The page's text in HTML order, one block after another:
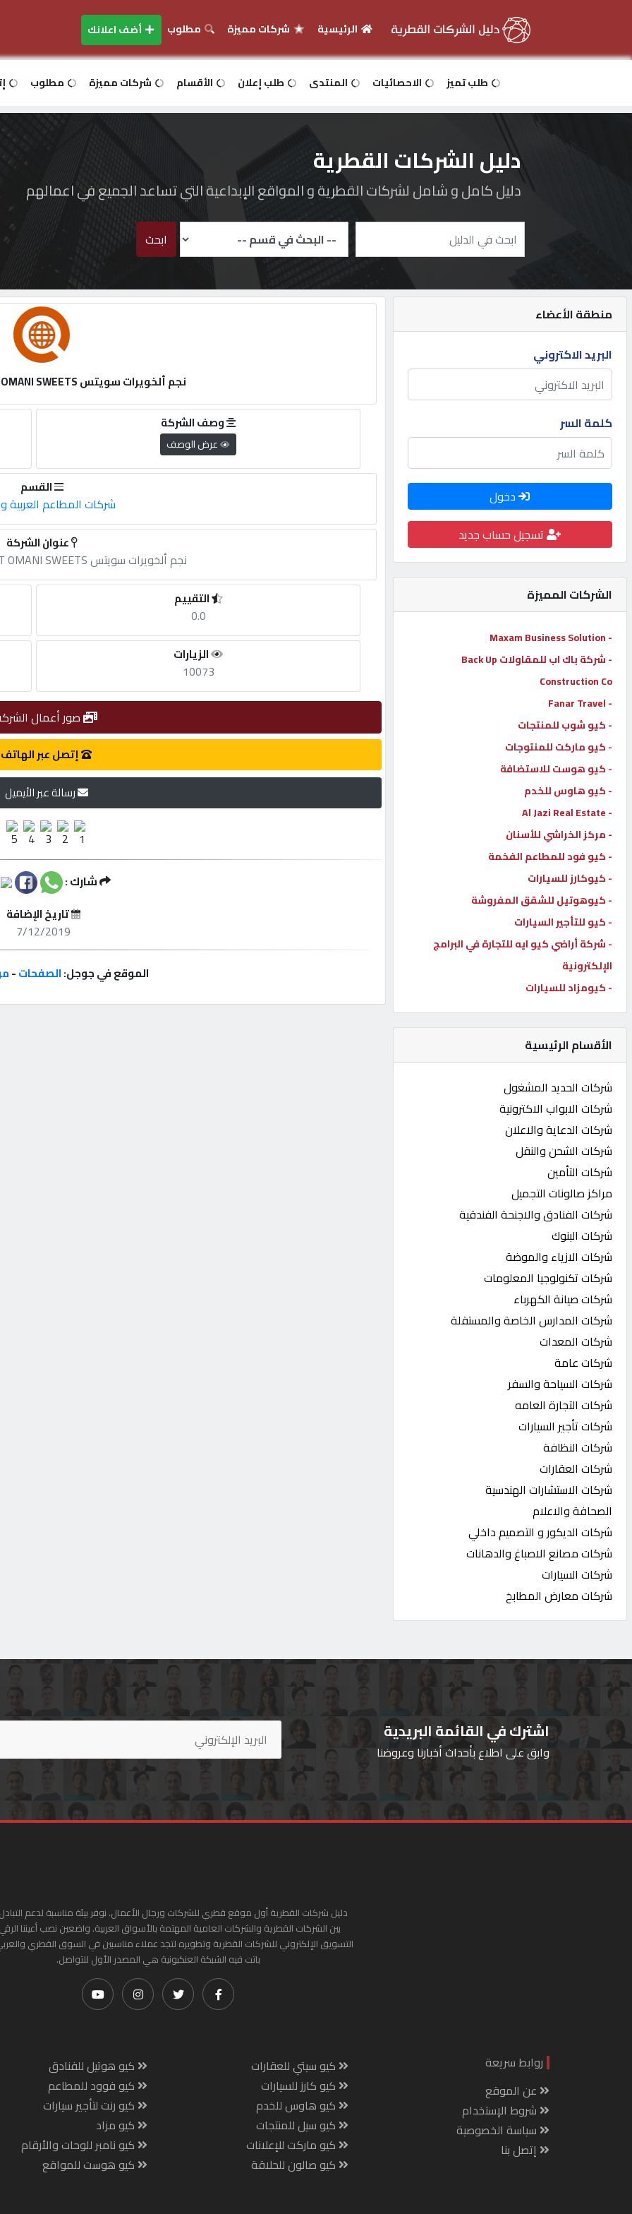
دخول
اعلانك
مطلوب
طلب
الاحصائيات
الأقسام
شركات
مميزة
إبحث
إتصل
بنا
إعلانات
المنتدى
كيو
مزاد
كيو
نمبر
كيو
كارز
كيو
ماركت
الدليل
القطري
POWERED
QHOST
الرئيسية شركات مميزة مطلوب أضف اعلانك
طلب تميز الاحصائيات المنتدى طلب إعلان الأقسام شركات مميزة مطلوب
دليل الشركات القطرية
دليل كامل و شامل لشركات القطرية و المواقع الإبداعية التي تساعد الجميع في اعمالهم
ابحث
منطقة الأعضاء
البريد الاكتروني
كلمة السر
دخول
تسجيل حساب جديد
الشركات المميزة
- Maxam Business Solution
- شركة باك اب للمقاولات Back Up
Construction Co
- Fanar Travel
- كيو شوب للمنتجات
- كيو ماركت للمنتوجات
- كيو هوست للاستضافة
- كيو هاوس للخدم
- Al Jazi Real Estate
- مركز الخراشي للأسنان
- كيو فود للمطاعم الفخمة
- كيوكارز للسيارات
- كيوهوتيل للشقق المفروشة
- كيو للتأجير السيارات
- شركة أراضي كيو ايه للتجارة في البرامج
الإلكترونية
- كيومزاد للسيارات
الأقسام الرئيسية
شركات الحديد المشغول
شركات الابواب الاكترونية
شركات الدعاية والاعلان
شركات الشحن والنقل
شركات التأمين
مراكز صالونات التجميل
شركات الفنادق والاجنحة الفندقية
شركات البنوك
شركات الازياء والموضة
شركات تكنولوجيا المعلومات
شركات صيانة الكهرباء
شركات المدارس الخاصة والمستقلة
شركات المعدات
شركات عامة
شركات السياحة والسفر
شركات التجارة العامه
شركات تأجير السيارات
شركات النظافة
شركات العقارات
شركات الاستشارات الهندسية
الصحافة والاعلام
شركات الديكور و التصميم داخلي
شركات مصانع الاصباغ والدهانات
شركات السيارات
شركات معارض المطابخ
نجم ألخويرات سويتس NAJM AL KHUWAIRAT OMANI SWEETS
وصف الشركة
عرض الوصف
القسم
شركات المطاعم العربية
عنوان الشركة
نجم ألخويرات سويتس NAJM AL KHUWAIRAT OMANI SWEETS
التقييم
0.0
الزيارات
10073
صور أعمال
إتصل عبر الهاتف
رسالة عبر الأيميل
شارك :
تاريخ الإضافة
7/12/2019
الموقع في جوجل:الصفحات-
اشترك في القائمة البريدية
وابق على اطلاع بأحداث أخبارنا وعروضنا
دليل شركات القطرية أول موقع قطري للشركات ورجال الأعمال. نوفر بيئة مناسبة لدعم
بين الشركات القطرية والشركات العامية المهتمة بالأسواق العربية. واضعين نصب أعيننا
التسويق الإلكتروني للشركات القطرية وتطويره لتجد عملاء مناسبين في السوق القطري
باتت فيه الشبكة العنكبونية هي المصدر الأول للتواصل.
روابط سريعة
عن الموقع
شروط الإستخدام
سياسة الخصوصية
إتصل بنا
كيو سيتي للعقارات
كيو كارز للسيارات
كيو هاوس للخدم
كيو سيل للمنتجات
كيو ماركت للإعلانات
كيو صالون للحلاقة
كيو هوتيل للفنادق
كيو فوود للمطاعم
كيو رنت لتأجير سيارات
كيو مزاد
كيو نامبر للوحات والأرقام
كيو هوست للمواقع